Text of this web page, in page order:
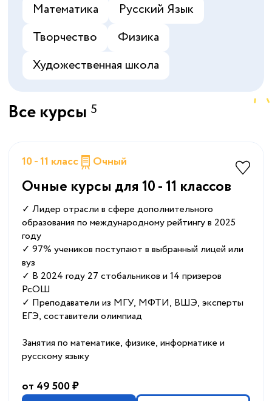
Математика
Русский Язык
Творчество
Физика
Художественная школа
Все курсы 5
10 - 11 класс Очный
Очные курсы для 10 - 11 классов
✓ Лидер отрасли в сфере дополнительного
образования по международному рейтингу в 2025
году
✓ 97% учеников поступают в выбранный лицей или
вуз
✓ В 2024 году 27 стобальников и 14 призеров
РсОШ
✓ Преподаватели из МГУ, МФТИ, ВШЭ, эксперты
ЕГЭ, составители олимпиад
Занятия по математике, физике, информатике и
русскому языку
от 49 500 ₽